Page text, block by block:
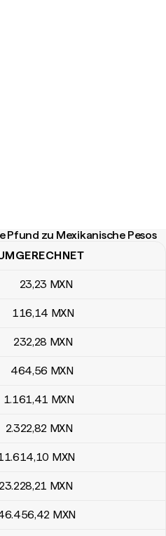
Pfund zu Mexikanische Pesos
zu Mexikanische Pesos
23,23 MXN
116,14 MXN
232,28 MXN
464,56 MXN
1.161,41 MXN
2.322,82 MXN
,10 MXN
23.228,21 MXN
,42 MXN